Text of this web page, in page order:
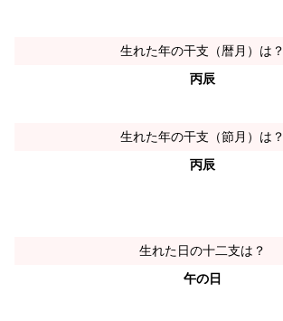
生れた年の干支（暦月）は？
丙辰
生れた年の干支（節月）は？
丙辰
生れた日の十二支は？
午の日